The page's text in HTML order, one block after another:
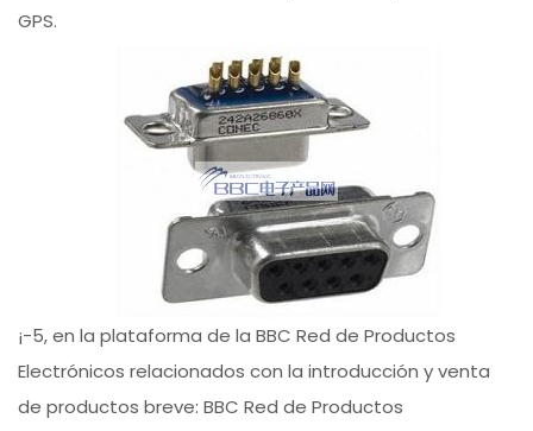
GPS.
¡-5, en la plataforma de la BBC Red de Productos
Electrónicos relacionados con la introducción y venta
de productos breve: BBC Red de Productos